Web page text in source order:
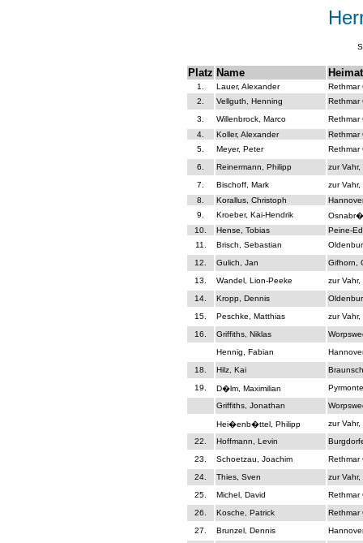
Platz Name
1. Lauer, Alexander
Rethmar
2.
Vellguth, Henning
Rethmar
3.
Willenbrock, Marco
Rethmar
4.
Koller, Alexander
Rethmar
5.
Meyer, Peter
Rethmar
6.
Reinermann, Philipp
zur Vahr,
7.
Bischoff, Mark
zur Vahr,
8.
Korallus, Christoph
9.
Kroeber, Kai-Hendrik
10.
Hense, Tobias
Peine-
11.
Brisch, Sebastian
12.
Gulich, Jan
Gifhorn,
13.
Wandel, Lion-Peeke
zur Vahr,
14.
Kropp, Dennis
15.
Peschke, Matthias
zur Vahr,
16.
Griffiths, Niklas
Hennig, Fabian
18.
Hilz, Kai
19.
D�lm, Maximilian
Griffiths, Jonathan
Hei�enb�ttel, Philipp
zur Vahr,
22.
Hoffmann, Levin
23.
Schoetzau, Joachim
Rethmar
24.
Thies, Sven
zur Vahr,
25.
Michel, David
Rethmar
26.
Kosche, Patrick
Rethmar
27.
Brunzel, Dennis